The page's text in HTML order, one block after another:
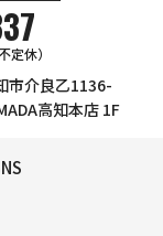
休）
市介良乙1136-
高知本店 1F